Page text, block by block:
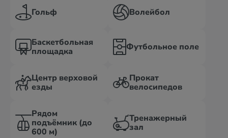
Гольф Волейбол
Баскетбольная
площадка
Футбольное поле
Центр верховой
езды
Прокат
велосипедов
Рядом
подъёмник (до
600 м)
Тренажерный
зал